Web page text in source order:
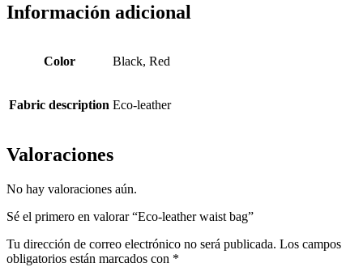
Información adicional
Color Black, Red
Fabric description Eco-leather
Valoraciones
No hay valoraciones aún.
Sé el primero en valorar “Eco-leather waist bag”
Tu dirección de correo electrónico no será publicada. Los campos
obligatorios están marcados con *